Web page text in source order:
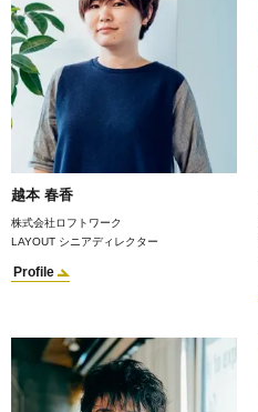
越本 春香
株式会社ロフトワーク
LAYOUT シニアディレクター
Profile